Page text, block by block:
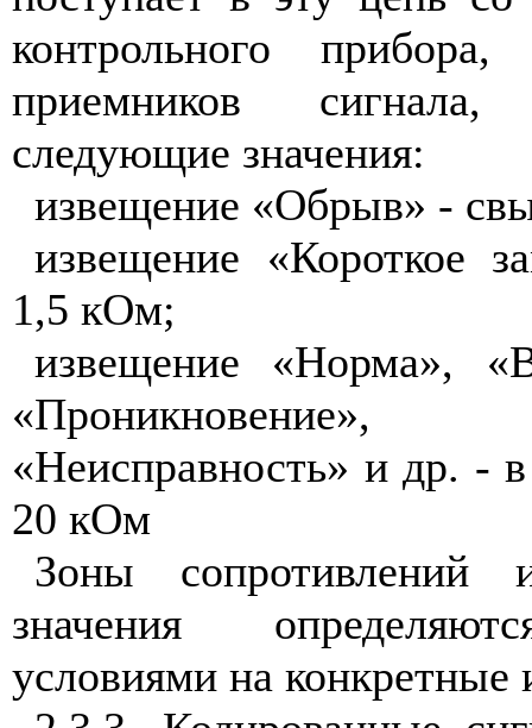
контрольного
приемников
следующие значения:
извещение «Обрыв» -
извещение «Короткое
1,5 кОм;
извещение «Норма»,
«Неисправность» и др. -
20 кОм
Зоны сопротивлений
значения
условиями на конкретные